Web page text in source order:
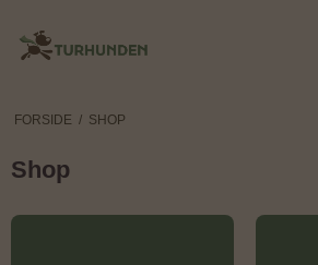
FORSIDE / SHOP
Shop